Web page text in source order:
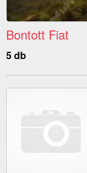
Bontott Fiat
5 db